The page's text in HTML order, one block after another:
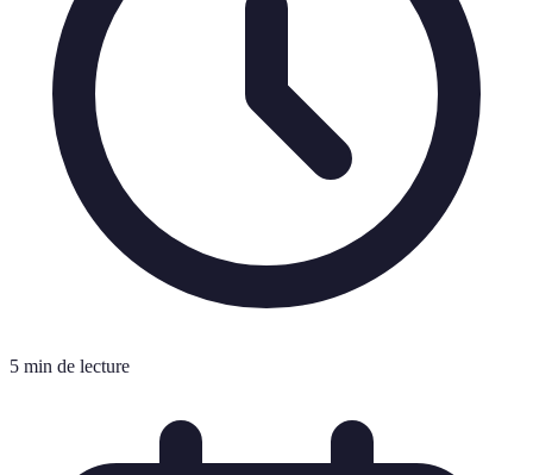
5 min de lecture